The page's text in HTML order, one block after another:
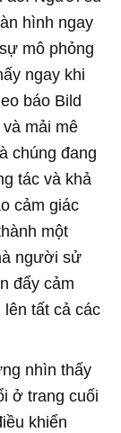
hình ngay
mô phỏng
ngay khi
báo Bild
mải mê
chúng đang
tác và khả
cảm giác
một
người sử
đẩy cảm
tất cả các
nhìn thấy
ở trang cuối
khiển